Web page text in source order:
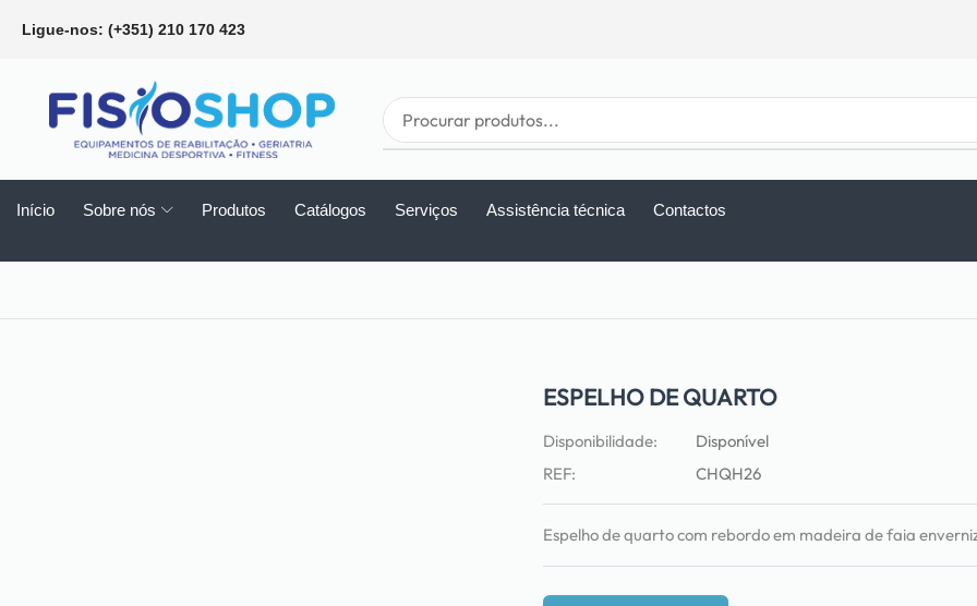
Ligue-nos: (+351) 210 170 423
Início Sobre nós Produtos Catálogos Serviços Assistência técnica Contactos
ESPELHO DE QUARTO
Disponibilidade:
Disponível
REF:
CHQH26
Espelho de quarto com rebordo em madeira de faia